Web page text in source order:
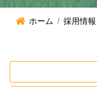
ホーム 採用情報